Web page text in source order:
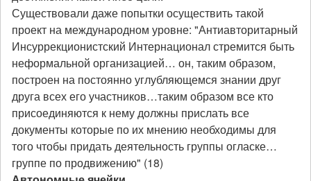
Существовали даже попытки осуществить такой
проект на международном уровне: "Антиавторитарный
Инсуррекционистский Интернационал стремится быть
неформальной организацией… он, таким образом,
построен на постоянно углубляющемся знании друг
друга всех его участников…таким образом все кто
присоединяются к нему должны прислать все
документы которые по их мнению необходимы для
того чтобы придать деятельность группы огласке…
группе по продвижению" (18)